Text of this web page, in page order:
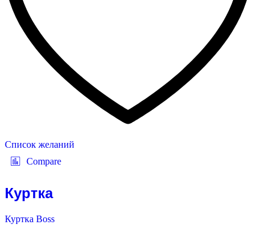
Список желаний
Compare
Куртка
Куртка Boss